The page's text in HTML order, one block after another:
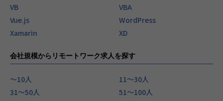
VB
VBA
Vue.js
WordPress
Xamarin
XD
会社規模からリモートワーク求人を探す
〜10人
11〜30人
31〜50人
51〜100人